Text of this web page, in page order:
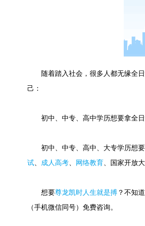
随着踏入社会，很多人都无缘全日
己：
初中、中专、高中学历想要拿全日
初中、中专、高中、大专学历想要
试
成人高考 网络教育 、国家开放
想要尊龙凯时人生就是搏 ？不知
（手机微信同号）免费咨询。